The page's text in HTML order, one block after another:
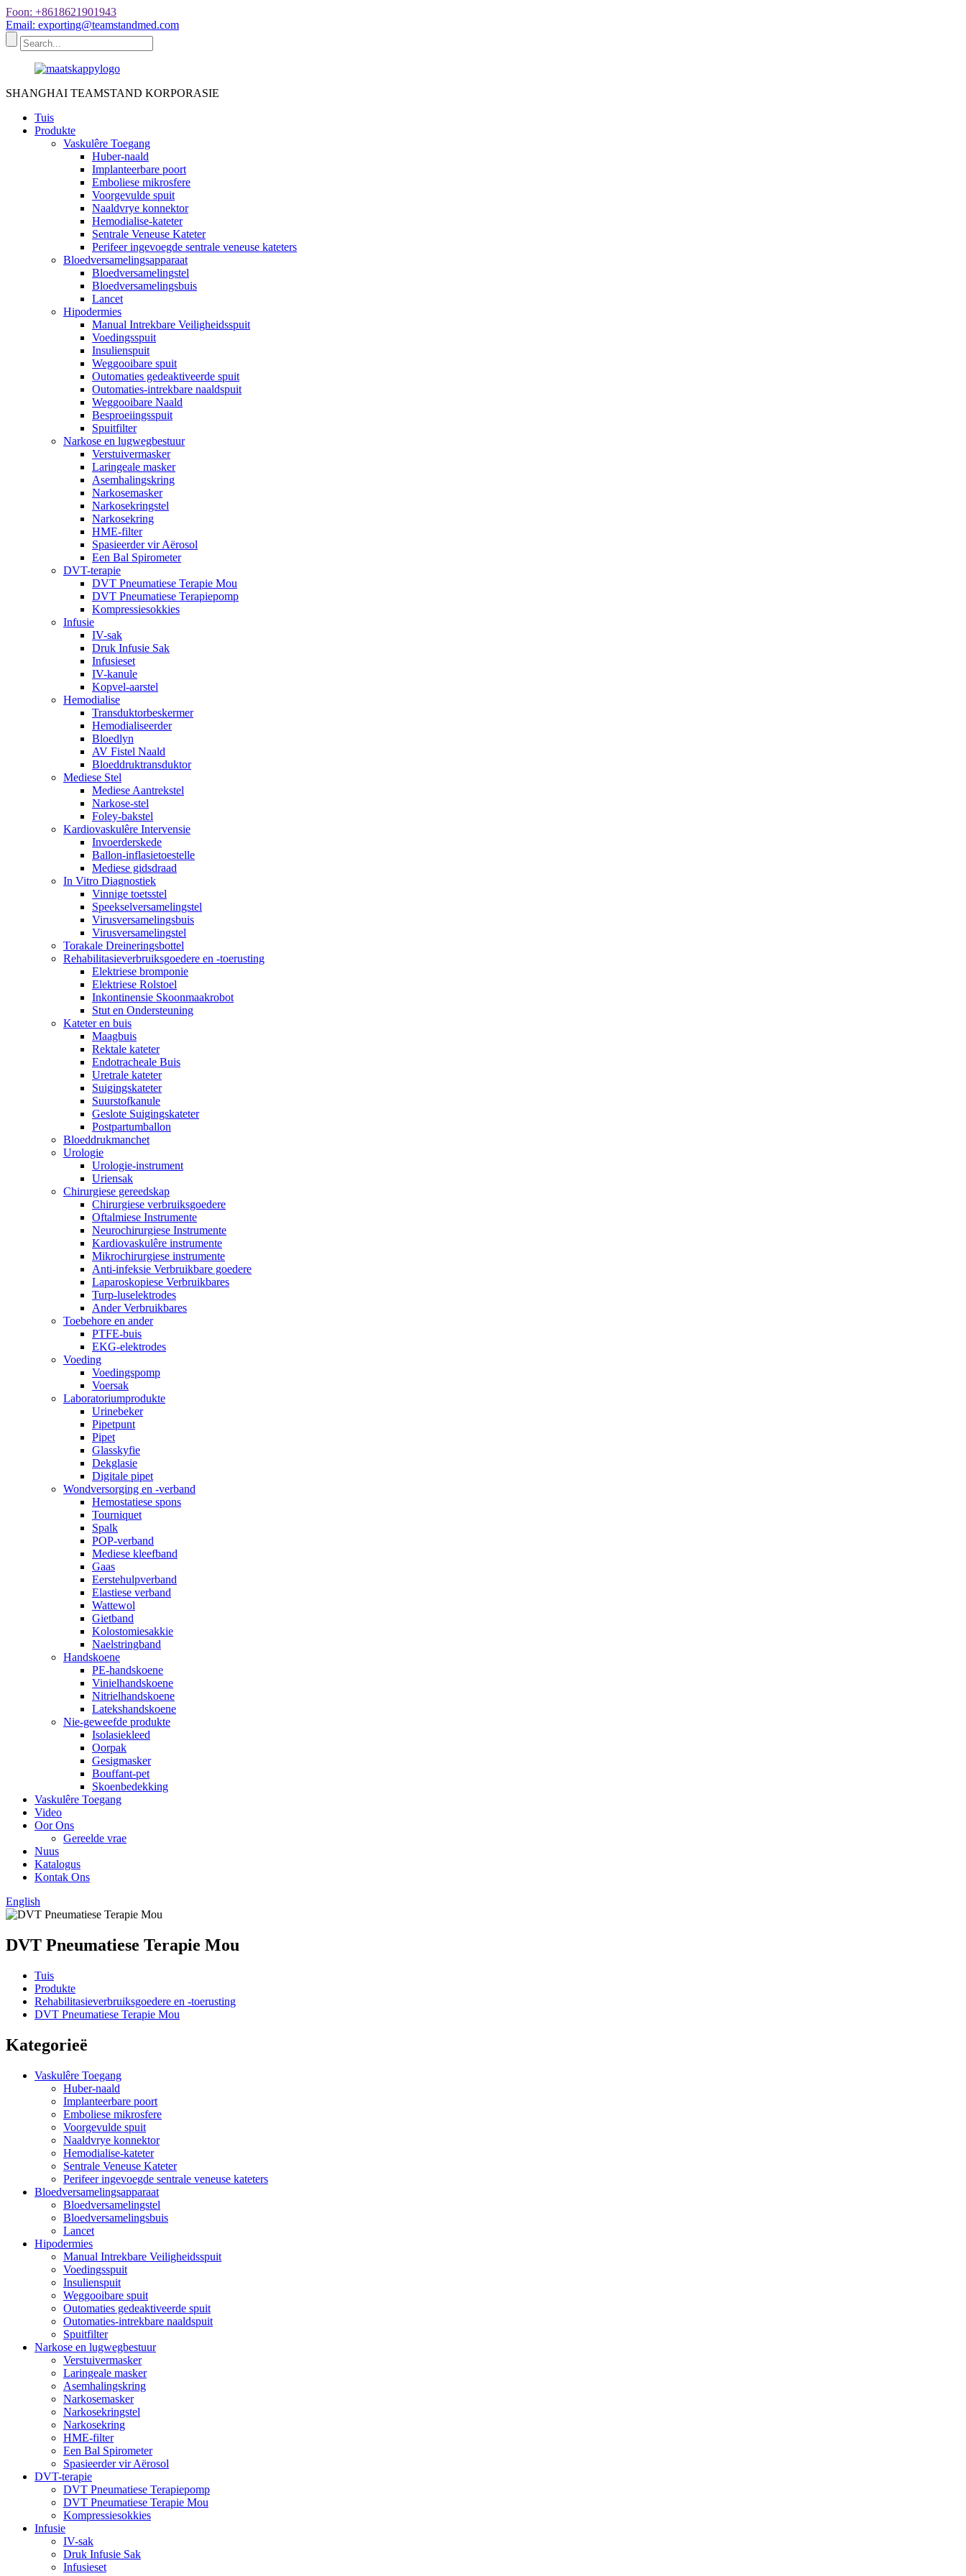
Foon: +8618621901943
Email: exporting@teamstandmed.com
SHANGHAI TEAMSTAND KORPORASIE
Tuis
Produkte
Vaskulêre Toegang
Huber-naald
Implanteerbare poort
Emboliese mikrosfere
Voorgevulde spuit
Naaldvrye konnektor
Hemodialise-kateter
Sentrale Veneuse Kateter
Perifeer ingevoegde sentrale veneuse kateters
Bloedversamelingsapparaat
Bloedversamelingstel
Bloedversamelingsbuis
Lancet
Hipodermies
Manual Intrekbare Veiligheidsspuit
Voedingsspuit
Insulienspuit
Weggooibare spuit
Outomaties gedeaktiveerde spuit
Outomaties-intrekbare naaldspuit
Weggooibare Naald
Besproeiingsspuit
Spuitfilter
Narkose en lugwegbestuur
Verstuivermasker
Laringeale masker
Asemhalingskring
Narkosemasker
Narkosekringstel
Narkosekring
HME-filter
Spasieerder vir Aërosol
Een Bal Spirometer
DVT-terapie
DVT Pneumatiese Terapie Mou
DVT Pneumatiese Terapiepomp
Kompressiesokkies
Infusie
IV-sak
Druk Infusie Sak
Infusieset
IV-kanule
Kopvel-aarstel
Hemodialise
Transduktorbeskermer
Hemodialiseerder
Bloedlyn
AV Fistel Naald
Bloeddruktransduktor
Mediese Stel
Mediese Aantrekstel
Narkose-stel
Foley-bakstel
Kardiovaskulêre Intervensie
Invoerderskede
Ballon-inflasietoestelle
Mediese gidsdraad
In Vitro Diagnostiek
Vinnige toetsstel
Speekselversamelingstel
Virusversamelingsbuis
Virusversamelingstel
Torakale Dreineringsbottel
Rehabilitasieverbruiksgoedere en -toerusting
Elektriese bromponie
Elektriese Rolstoel
Inkontinensie Skoonmaakrobot
Stut en Ondersteuning
Kateter en buis
Maagbuis
Rektale kateter
Endotracheale Buis
Uretrale kateter
Suigingskateter
Suurstofkanule
Geslote Suigingskateter
Postpartumballon
Bloeddrukmanchet
Urologie
Urologie-instrument
Uriensak
Chirurgiese gereedskap
Chirurgiese verbruiksgoedere
Oftalmiese Instrumente
Neurochirurgiese Instrumente
Kardiovaskulêre instrumente
Mikrochirurgiese instrumente
Anti-infeksie Verbruikbare goedere
Laparoskopiese Verbruikbares
Turp-luselektrodes
Ander Verbruikbares
Toebehore en ander
PTFE-buis
EKG-elektrodes
Voeding
Voedingspomp
Voersak
Laboratoriumprodukte
Urinebeker
Pipetpunt
Pipet
Glasskyfie
Dekglasie
Digitale pipet
Wondversorging en -verband
Hemostatiese spons
Tourniquet
Spalk
POP-verband
Mediese kleefband
Gaas
Eerstehulpverband
Elastiese verband
Wattewol
Gietband
Kolostomiesakkie
Naelstringband
Handskoene
PE-handskoene
Vinielhandskoene
Nitrielhandskoene
Latekshandskoene
Nie-geweefde produkte
Isolasiekleed
Oorpak
Gesigmasker
Bouffant-pet
Skoenbedekking
Vaskulêre Toegang
Video
Oor Ons
Gereelde vrae
Nuus
Katalogus
Kontak Ons
English
DVT Pneumatiese Terapie Mou
Tuis
Produkte
Rehabilitasieverbruiksgoedere en -toerusting
DVT Pneumatiese Terapie Mou
Kategorieë
Vaskulêre Toegang
Huber-naald
Implanteerbare poort
Emboliese mikrosfere
Voorgevulde spuit
Naaldvrye konnektor
Hemodialise-kateter
Sentrale Veneuse Kateter
Perifeer ingevoegde sentrale veneuse kateters
Bloedversamelingsapparaat
Bloedversamelingstel
Bloedversamelingsbuis
Lancet
Hipodermies
Manual Intrekbare Veiligheidsspuit
Voedingsspuit
Insulienspuit
Weggooibare spuit
Outomaties gedeaktiveerde spuit
Outomaties-intrekbare naaldspuit
Spuitfilter
Narkose en lugwegbestuur
Verstuivermasker
Laringeale masker
Asemhalingskring
Narkosemasker
Narkosekringstel
Narkosekring
HME-filter
Een Bal Spirometer
Spasieerder vir Aërosol
DVT-terapie
DVT Pneumatiese Terapiepomp
DVT Pneumatiese Terapie Mou
Kompressiesokkies
Infusie
IV-sak
Druk Infusie Sak
Infusieset